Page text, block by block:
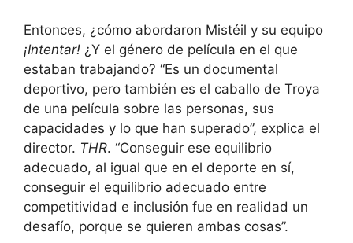
Entonces, ¿cómo abordaron Mistéil y su equipo
¡Intentar! ¿Y el género de película en el que
estaban trabajando? “Es un documental
deportivo, pero también es el caballo de Troya
de una película sobre las personas, sus
capacidades y lo que han superado”, explica el
director. THR. “Conseguir ese equilibrio
adecuado, al igual que en el deporte en sí,
conseguir el equilibrio adecuado entre
competitividad e inclusión fue en realidad un
desafío, porque se quieren ambas cosas”.